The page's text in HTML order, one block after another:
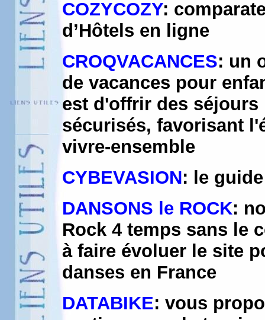
COZYCOZY:
d’Hôtels en ligne
CROQVACANCES: un
de vacances pour
est d'offrir des
sécurisés, favorisant
vivre-ensemble
CYBEVASION: le
DANSONS le ROCK:
Rock 4 temps sans le
à faire évoluer le site
danses en France
DATABIKE: vous